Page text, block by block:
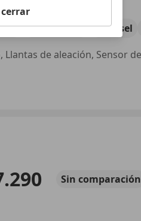
85.693 km Diésel
Sin comparación